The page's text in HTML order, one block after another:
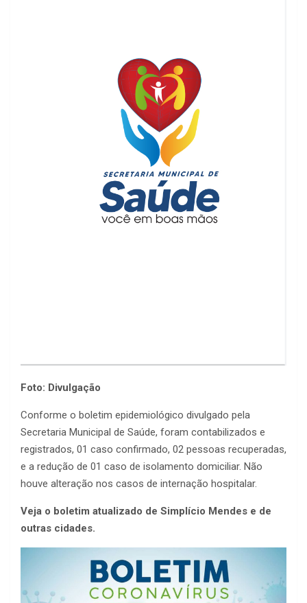
Foto: Divulgação
Conforme o boletim epidemiológico divulgado pela
Secretaria Municipal de Saúde, foram contabilizados e
registrados, 01 caso confirmado, 02 pessoas recuperadas,
e a redução de 01 caso de isolamento domiciliar. Não
houve alteração nos casos de internação hospitalar.
Veja o boletim atualizado de Simplício Mendes e de
outras cidades.